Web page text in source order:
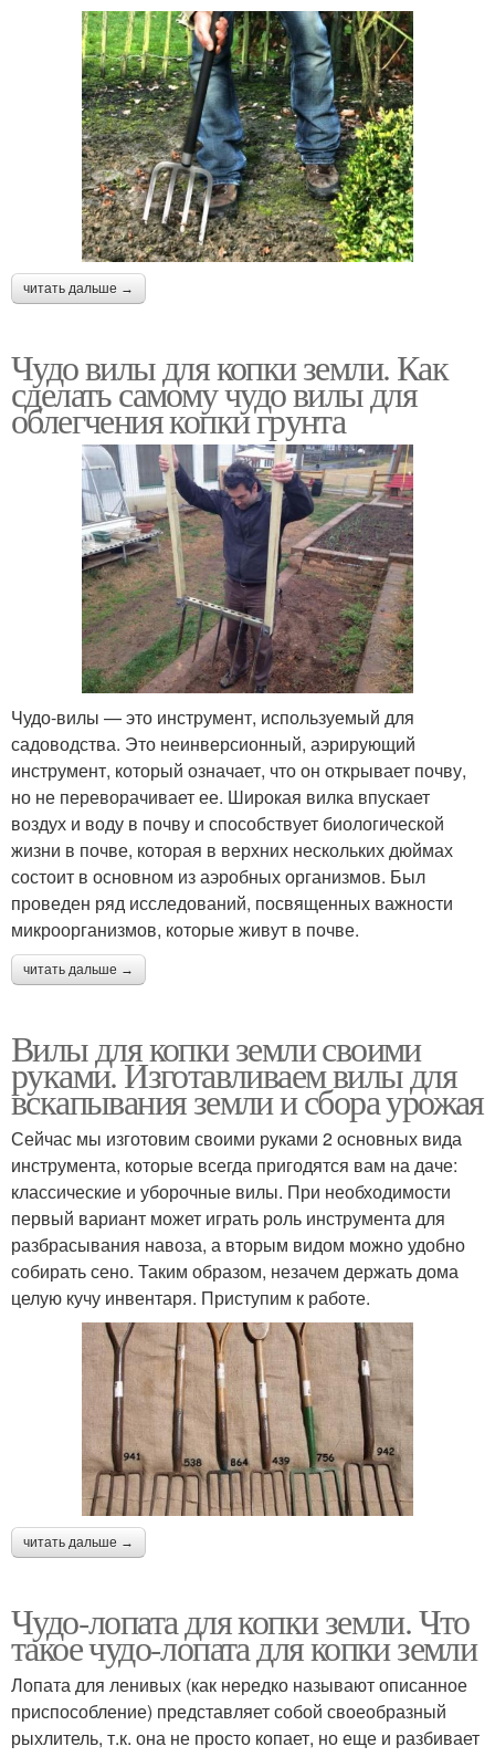
читать дальше →
Чудо вилы для копки земли. Как
сделать самому чудо вилы для
облегчения копки грунта
Чудо-вилы — это инструмент, используемый для
садоводства. Это неинверсионный, аэрирующий
инструмент, который означает, что он открывает почву,
но не переворачивает ее. Широкая вилка впускает
воздух и воду в почву и способствует биологической
жизни в почве, которая в верхних нескольких дюймах
состоит в основном из аэробных организмов. Был
проведен ряд исследований, посвященных важности
микроорганизмов, которые живут в почве.
читать дальше →
Вилы для копки земли своими
руками. Изготавливаем вилы для
вскапывания земли и сбора урожая
Сейчас мы изготовим своими руками 2 основных вида
инструмента, которые всегда пригодятся вам на даче:
классические и уборочные вилы. При необходимости
первый вариант может играть роль инструмента для
разбрасывания навоза, а вторым видом можно удобно
собирать сено. Таким образом, незачем держать дома
целую кучу инвентаря. Приступим к работе.
читать дальше →
Чудо-лопата для копки земли. Что
такое чудо-лопата для копки земли
Лопата для ленивых (как нередко называют описанное
приспособление) представляет собой своеобразный
рыхлитель, т.к. она не просто копает, но еще и разбивает